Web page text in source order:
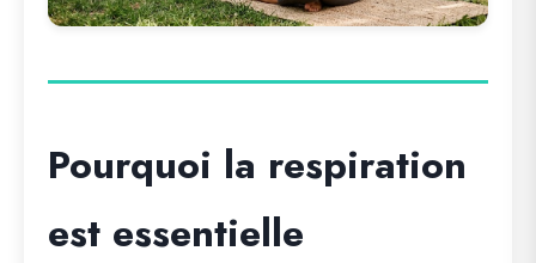
Pourquoi la respiration
est essentielle